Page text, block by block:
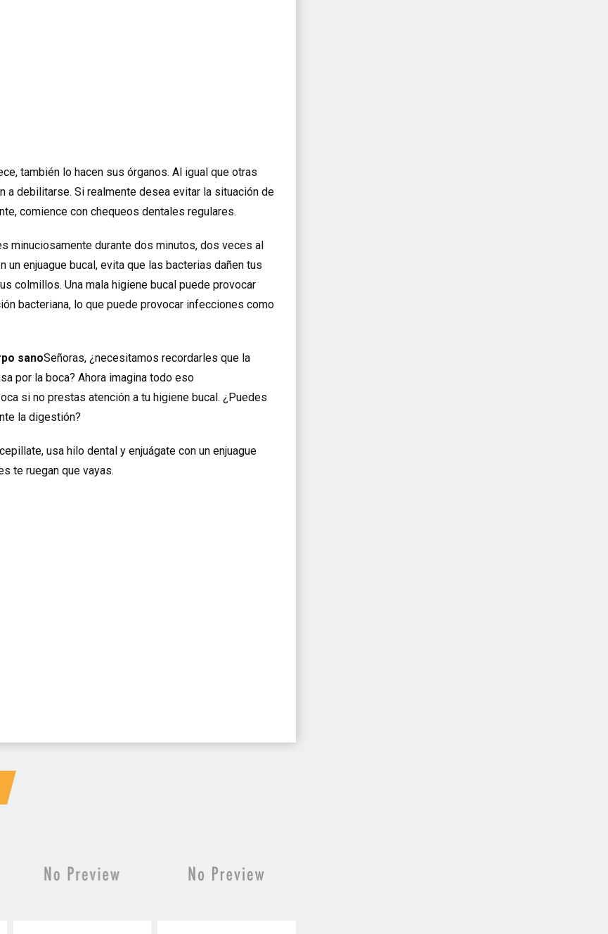
también lo hacen sus órganos. Al igual que otras
debilitarse. Si realmente desea evitar la situación de
comience con chequeos dentales regulares.
minuciosamente durante dos minutos, dos veces al
un enjuague bucal, evita que las bacterias dañen tus
colmillos. Una mala higiene bucal puede provocar
bacteriana, lo que puede provocar infecciones como
sanoSeñoras, ¿necesitamos recordarles que la
por la boca? Ahora imagina todo eso
si no prestas atención a tu higiene bucal. ¿Puedes
la digestión?
usa hilo dental y enjuágate con un enjuague
te ruegan que vayas.